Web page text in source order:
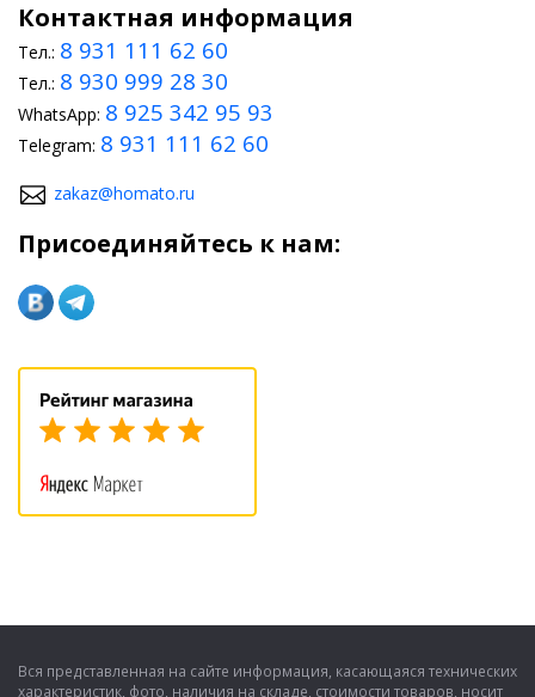
Контактная информация
Тел.: 8 931 111 62 60
Тел.: 8 930 999 28 30
WhatsApp: 8 925 342 95 93
Telegram: 8 931 111 62 60
zakaz@homato.ru
Присоединяйтесь к нам:
Вся представленная на сайте информация, касающаяся технических
характеристик, фото, наличия на складе, стоимости товаров, носит